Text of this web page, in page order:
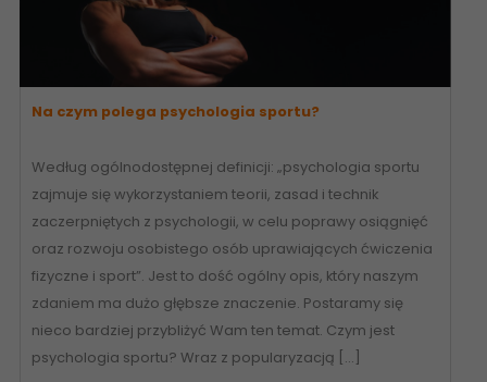
Na czym polega psychologia sportu?
Według ogólnodostępnej definicji: „psychologia sportu
zajmuje się wykorzystaniem teorii, zasad i technik
zaczerpniętych z psychologii, w celu poprawy osiągnięć
oraz rozwoju osobistego osób uprawiających ćwiczenia
fizyczne i sport”. Jest to dość ogólny opis, który naszym
zdaniem ma dużo głębsze znaczenie. Postaramy się
nieco bardziej przybliżyć Wam ten temat. Czym jest
psychologia sportu? Wraz z popularyzacją […]